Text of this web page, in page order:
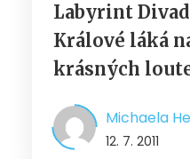
Labyrint
Králové láká
krásných
Michaela
12. 7. 2011